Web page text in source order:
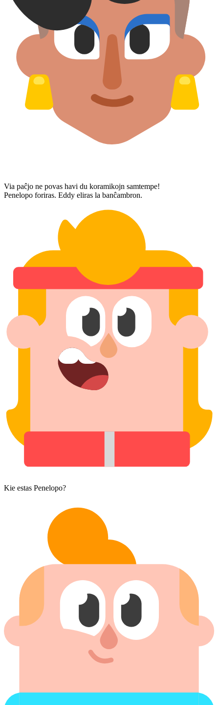
Via paĉjo ne povas havi du koramikojn samtempe!
Penelopo foriras. Eddy eliras la banĉambron.
Kie estas Penelopo?